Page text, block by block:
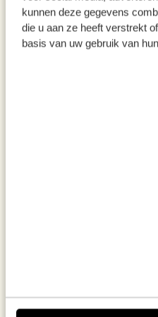
kunnen deze gegevens
die u aan ze heeft verstrekt
basis van uw gebruik van
à l’époque de nos grand-